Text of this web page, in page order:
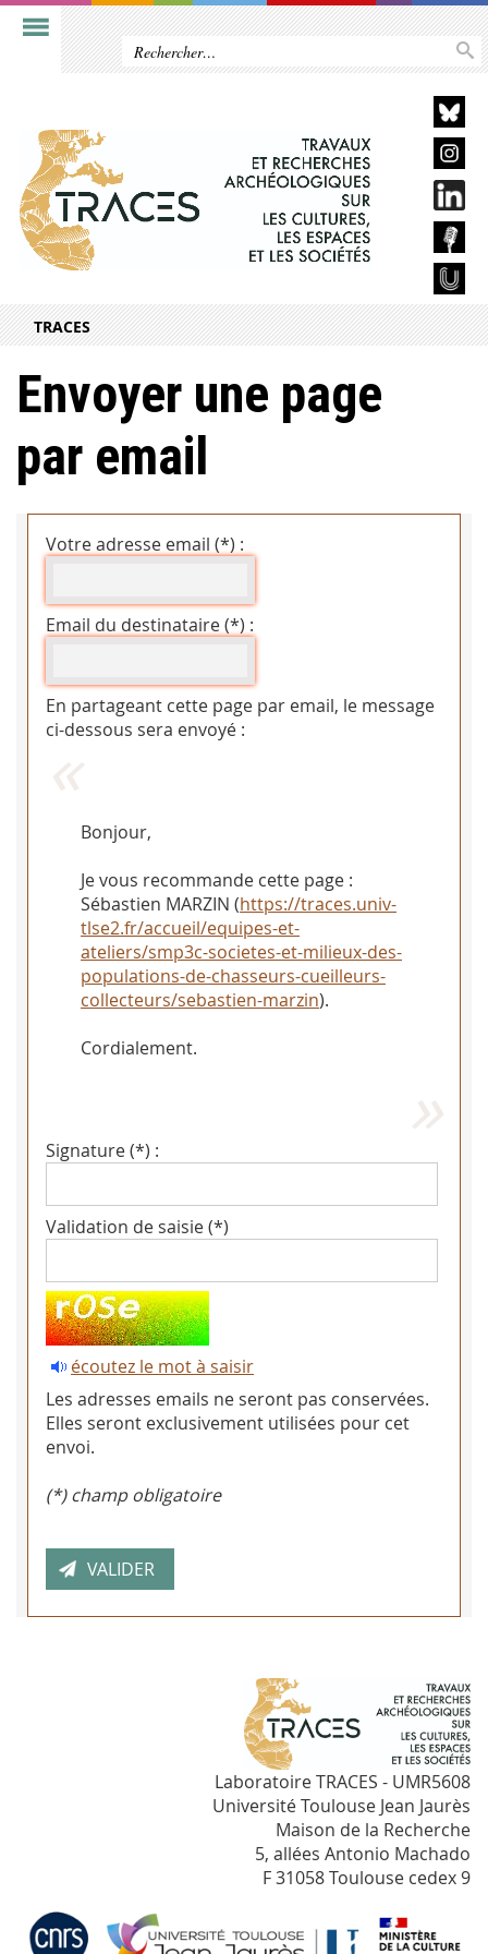
TRACES
Envoyer une page
par email
Votre adresse email (*) :
Email du destinataire (*) :
En partageant cette page par email, le message
ci-dessous sera envoyé :
Bonjour,
Je vous recommande cette page :
Sébastien MARZIN (https://traces.univ-
tlse2.fr/accueil/equipes-et-
ateliers/smp3c-societes-et-milieux-des-
populations-de-chasseurs-cueilleurs-
collecteurs/sebastien-marzin).
Cordialement.
Signature (*) :
Validation de saisie (*)
écoutez le mot à saisir
Les adresses emails ne seront pas conservées.
Elles seront exclusivement utilisées pour cet
envoi.
(*) champ obligatoire
Laboratoire TRACES - UMR5608
Université Toulouse Jean Jaurès
Maison de la Recherche
5, allées Antonio Machado
F 31058 Toulouse cedex 9